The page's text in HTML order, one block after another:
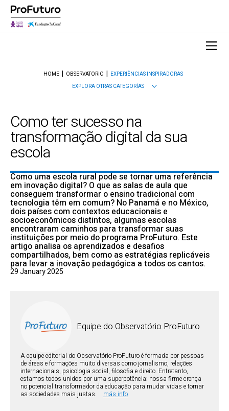
HOME OBSERVATORIO
EXPERIÊNCIAS INSPIRADORAS
EXPLORA OTRAS CATEGORÍAS
Como ter sucesso na
transformação digital da sua
escola
Como uma escola rural pode se tornar uma referência
em inovação digital? O que as salas de aula que
conseguem transformar o ensino tradicional com
tecnologia têm em comum? No Panamá e no México,
dois países com contextos educacionais e
socioeconômicos distintos, algumas escolas
encontraram caminhos para transformar suas
instituições por meio do programa ProFuturo. Este
artigo analisa os aprendizados e desafios
compartilhados, bem como as estratégias replicáveis
para levar a inovação pedagógica a todos os cantos.
29 January 2025
Equipe do Observatório ProFuturo
A equipe editorial do Observatório ProFuturo é formada por pessoas
de áreas e formações muito diversas como jornalismo, relações
internacionais, psicologia social, filosofia e direito. Entretanto,
estamos todos unidos por uma superpotência: nossa firme crença
no potencial transformador da educação para mudar vidas e tornar
as sociedades mais justas.
más info